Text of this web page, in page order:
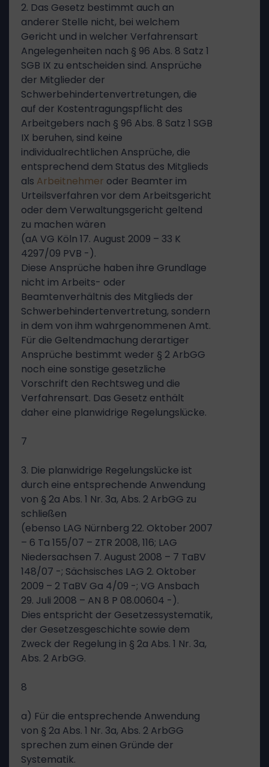
2. Das Gesetz bestimmt auch an
anderer Stelle nicht, bei welchem
Gericht und in welcher Verfahrensart
Angelegenheiten nach § 96 Abs. 8 Satz 1
SGB IX zu entscheiden sind. Ansprüche
der Mitglieder der
Schwerbehindertenvertretungen, die
auf der Kostentragungspflicht des
Arbeitgebers nach § 96 Abs. 8 Satz 1 SGB
IX beruhen, sind keine
individualrechtlichen Ansprüche, die
entsprechend dem Status des Mitglieds
als Arbeitnehmer oder Beamter im
Urteilsverfahren vor dem Arbeitsgericht
oder dem Verwaltungsgericht geltend
zu machen wären
(aA VG Köln 17. August 2009 – 33 K
4297/09 PVB -).
Diese Ansprüche haben ihre Grundlage
nicht im Arbeits- oder
Beamtenverhältnis des Mitglieds der
Schwerbehindertenvertretung, sondern
in dem von ihm wahrgenommenen Amt.
Für die Geltendmachung derartiger
Ansprüche bestimmt weder § 2 ArbGG
noch eine sonstige gesetzliche
Vorschrift den Rechtsweg und die
Verfahrensart. Das Gesetz enthält
daher eine planwidrige Regelungslücke.
7
3. Die planwidrige Regelungslücke ist
durch eine entsprechende Anwendung
von § 2a Abs. 1 Nr. 3a, Abs. 2 ArbGG zu
schließen
(ebenso LAG Nürnberg 22. Oktober 2007
– 6 Ta 155/07 – ZTR 2008, 116; LAG
Niedersachsen 7. August 2008 – 7 TaBV
148/07 -; Sächsisches LAG 2. Oktober
2009 – 2 TaBV Ga 4/09 -; VG Ansbach
29. Juli 2008 – AN 8 P 08.00604 -).
Dies entspricht der Gesetzessystematik,
der Gesetzesgeschichte sowie dem
Zweck der Regelung in § 2a Abs. 1 Nr. 3a,
Abs. 2 ArbGG.
8
a) Für die entsprechende Anwendung
von § 2a Abs. 1 Nr. 3a, Abs. 2 ArbGG
sprechen zum einen Gründe der
Systematik.